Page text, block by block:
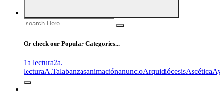
Search
for:
Or check our Popular Categories...
1a lectura2a.
lecturaA.TalabanzasanimaciónanuncioArquidiócesisAscética